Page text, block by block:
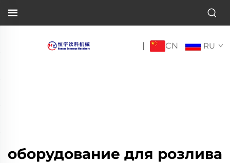
| CN RU
оборудование для розлива